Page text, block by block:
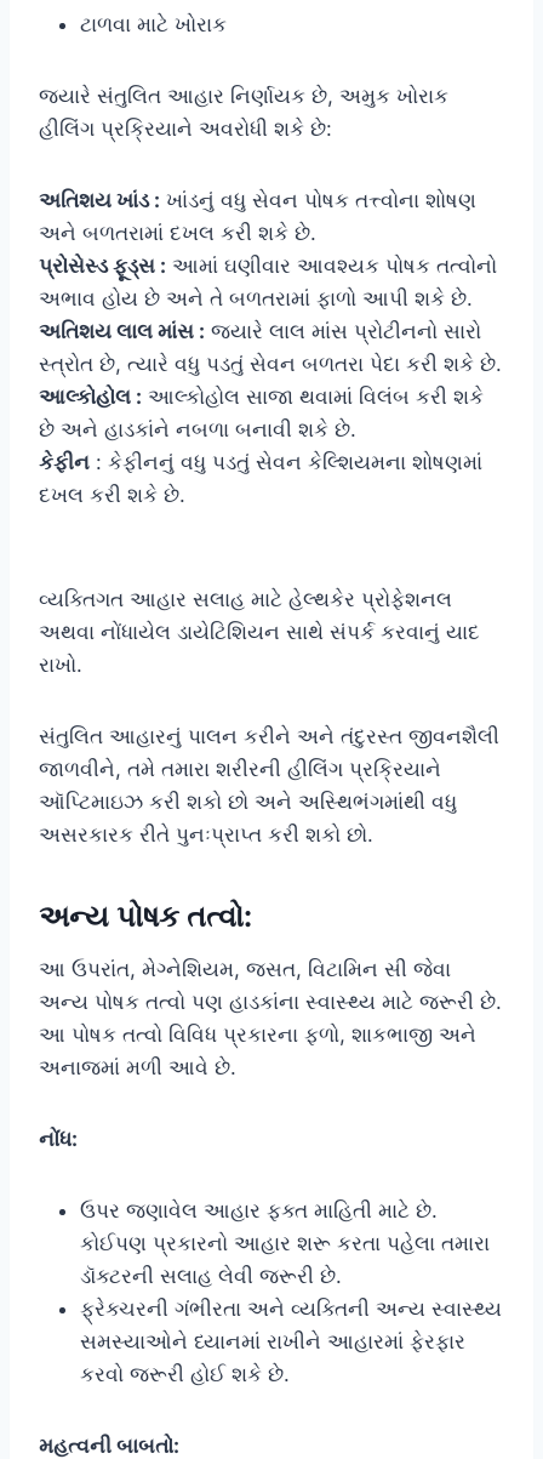
ટાળવા માટે ખોરાક
જ્યારે સંતુલિત આહાર નિર્ણાયક છે, અમુક ખોરાક
હીલિંગ પ્રક્રિયાને અવરોધી શકે છે:
અતિશય ખાંડ : ખાંડનું વધુ સેવન પોષક તત્ત્વોના શોષણ
અને બળતરામાં દખલ કરી શકે છે.
પ્રોસેસ્ડ ફૂડ્સ : આમાં ઘણીવાર આવશ્યક પોષક તત્વોનો
અભાવ હોય છે અને તે બળતરામાં ફાળો આપી શકે છે.
અતિશય લાલ માંસ : જ્યારે લાલ માંસ પ્રોટીનનો સારો
સ્ત્રોત છે, ત્યારે વધુ પડતું સેવન બળતરા પેદા કરી શકે છે.
આલ્કોહોલ : આલ્કોહોલ સાજા થવામાં વિલંબ કરી શકે
છે અને હાડકાંને નબળા બનાવી શકે છે.
કેફીન : કેફીનનું વધુ પડતું સેવન કેલ્શિયમના શોષણમાં
દખલ કરી શકે છે.
વ્યક્તિગત આહાર સલાહ માટે હેલ્થકેર પ્રોફેશનલ
અથવા નોંધાયેલ ડાયેટિશિયન સાથે સંપર્ક કરવાનું યાદ
રાખો.
સંતુલિત આહારનું પાલન કરીને અને તંદુરસ્ત જીવનશૈલી
જાળવીને, તમે તમારા શરીરની હીલિંગ પ્રક્રિયાને
ઑપ્ટિમાઇઝ કરી શકો છો અને અસ્થિભંગમાંથી વધુ
અસરકારક રીતે પુનઃપ્રાપ્ત કરી શકો છો.
અન્ય પોષક તત્વો:
આ ઉપરાંત, મેગ્નેશિયમ, જસત, વિટામિન સી જેવા
અન્ય પોષક તત્વો પણ હાડકાંના સ્વાસ્થ્ય માટે જરૂરી છે.
આ પોષક તત્વો વિવિધ પ્રકારના ફળો, શાકભાજી અને
અનાજમાં મળી આવે છે.
નોંધ:
ઉપર જણાવેલ આહાર ફક્ત માહિતી માટે છે.
કોઈપણ પ્રકારનો આહાર શરૂ કરતા પહેલા તમારા
ડૉક્ટરની સલાહ લેવી જરૂરી છે.
ફ્રેક્ચરની ગંભીરતા અને વ્યક્તિની અન્ય સ્વાસ્થ્ય
સમસ્યાઓને ધ્યાનમાં રાખીને આહારમાં ફેરફાર
કરવો જરૂરી હોઈ શકે છે.
મહત્વની બાબતો: